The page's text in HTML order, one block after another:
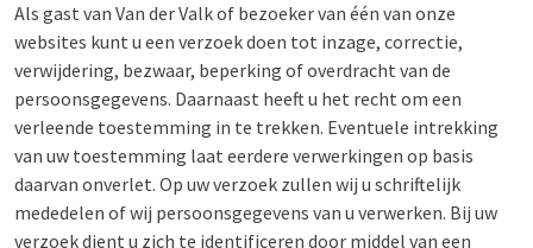
Als gast van Van der Valk of bezoeker van één van onze
websites kunt u een verzoek doen tot inzage, correctie,
verwijdering, bezwaar, beperking of overdracht van de
persoonsgegevens. Daarnaast heeft u het recht om een
verleende toestemming in te trekken. Eventuele intrekking
van uw toestemming laat eerdere verwerkingen op basis
daarvan onverlet. Op uw verzoek zullen wij u schriftelijk
mededelen of wij persoonsgegevens van u verwerken. Bij uw
verzoek dient u zich te identificeren door middel van een